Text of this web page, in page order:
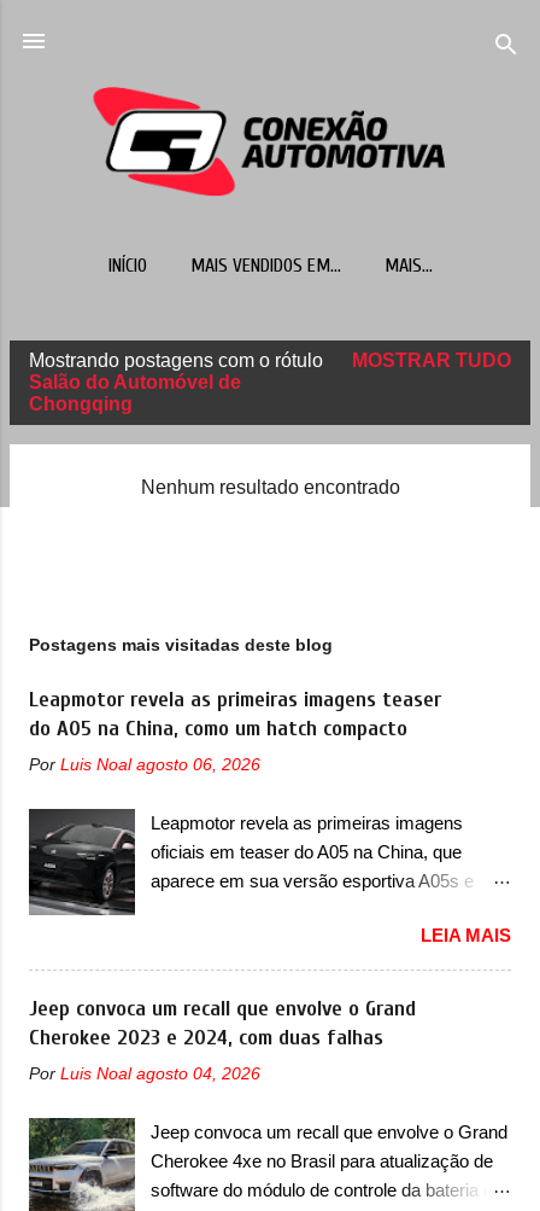
INÍCIO MAIS VENDIDOS EM... MAIS…
s
Mostrando postagens com o rótulo
Salão do Automóvel de
Chongqing
MOSTRAR TUDO
Nenhum resultado encontrado
Postagens mais visitadas deste blog
Leapmotor revela as primeiras imagens teaser
do A05 na China, como um hatch compacto
Por Luis Noal agosto 06, 2026
Leapmotor revela as primeiras imagens
oficiais em teaser do A05 na China, que
aparece em sua versão esportiva A05s e
A Leapmotor vem apresentando uma rápida
expansão na China em termos de portfólio.
Apoiada pela Stellantis, a marca confirmou a
estreia de um novo modelo compacto à sua
marca revelou as primeiras imagens teaser
versão mais esportiva, o A05s. Previsto para
ser lançado ainda neste ano na China, o
compacto elétrico colocará a Leapmotor para
LEIA MAIS
Jeep convoca um recall que envolve o Grand
Cherokee 2023 e 2024, com duas falhas
Por Luis Noal agosto 04, 2026
Jeep convoca um recall que envolve o Grand
Cherokee 4xe no Brasil para atualização de
software do módulo de controle da bateria e